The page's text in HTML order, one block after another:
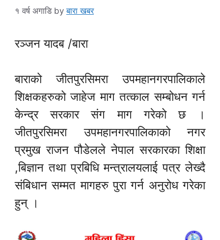
१ वर्ष अगाडि byबारा खबर
रञ्जन यादब /बारा
बाराको जीतपुरसिमरा उपमहानगरपालिकाले
शिक्षकहरुको जाहेज माग तत्काल सम्बोधन गर्न
केन्द्र सरकार संग माग गरेको छ ।
जीतपुरसिमरा उपमहानगरपालिकाको नगर
प्रमुख राजन पौडेलले नेपाल सरकारका शिक्षा
,बिज्ञान तथा प्रबिधि मन्त्रालयलाई पत्र लेख्दै
संबिधान सम्मत मागहरु पुरा गर्न अनुरोध गरेका
हुन् ।